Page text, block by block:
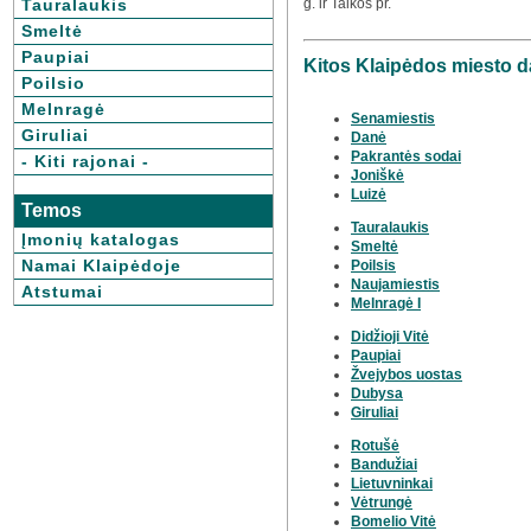
Tauralaukis
Smeltė
Paupiai
Poilsio
Melnragė
Giruliai
- Kiti rajonai -
Temos
Įmonių katalogas
Namai Klaipėdoje
Atstumai
g. ir Taikos pr.
Kitos Klaipėdos miesto
Senamiestis
Danė
Pakrantės sodai
Joniškė
Luizė
Tauralaukis
Smeltė
Poilsis
Naujamiestis
Melnragė I
Didžioji Vitė
Paupiai
Žvejybos uostas
Dubysa
Giruliai
Rotušė
Bandužiai
Lietuvninkai
Vėtrungė
Bomelio Vitė